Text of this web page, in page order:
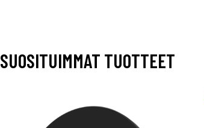
SUOSITUIMMAT TUOTTEET